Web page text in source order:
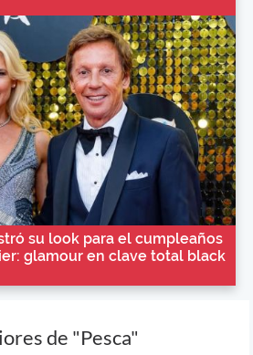
su look para el cumpleaños
glamour en clave total black
de "Pesca"